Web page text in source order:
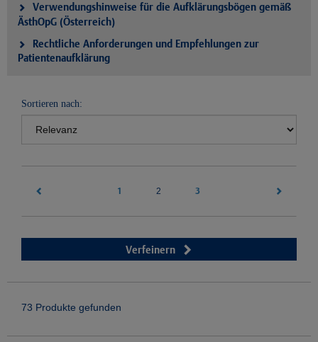
Verwendungshinweise für die Aufklärungsbögen gemäß
ÄsthOpG (Österreich)
Rechtliche Anforderungen und Empfehlungen zur
Patientenaufklärung
Sortieren nach:
1 2 3
Verfeinern
73 Produkte gefunden